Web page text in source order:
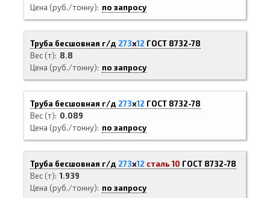
Цена (руб./тонну)
по запросу
Труба бесшовная г/д 273х12 ГОСТ 8732-78
Вес (т)
8.8
Цена (руб./тонну)
по запросу
Труба бесшовная г/д 273х12 ГОСТ 8732-78
Вес (т)
0.089
Цена (руб./тонну)
по запросу
Труба бесшовная г/д 273х12 сталь 10 ГОСТ 8732-78
Вес (т) 1.939
Цена (руб./тонну)
по запросу